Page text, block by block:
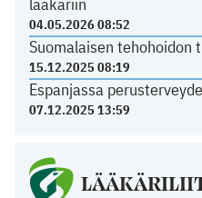
04.05.2026 08:52
Suomalaisen tehohoidon
15.12.2025 08:19
Espanjassa
07.12.2025 13:59